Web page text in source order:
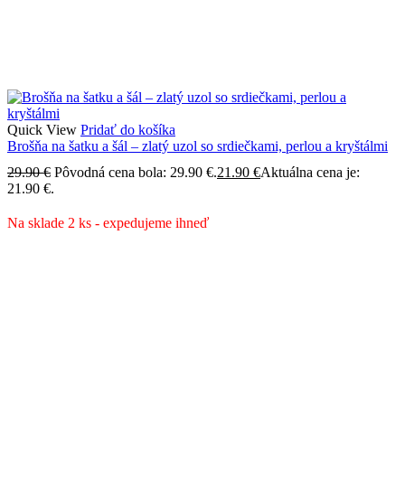
Quick View Pridať do košíka
Brošňa na šatku a šál – zlatý uzol so srdiečkami, perlou a kryštálmi
29.90€ Pôvodná cena bola: 29.90 €.21.90 €Aktuálna cena je:
21.90 €.
Na sklade 2 ks - expedujeme ihneď